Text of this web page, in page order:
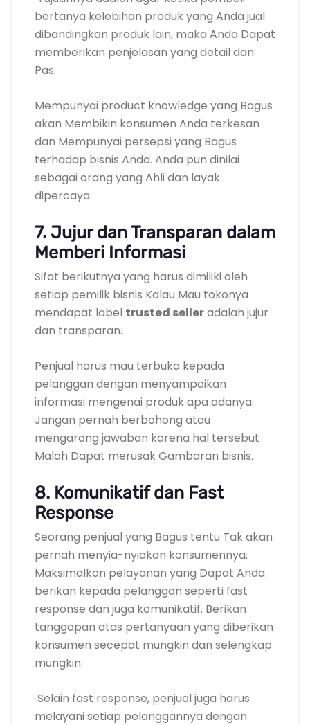
bertanya kelebihan produk yang Anda jual
dibandingkan produk lain, maka Anda Dapat
memberikan penjelasan yang detail dan
Pas.
Mempunyai product knowledge yang Bagus
akan Membikin konsumen Anda terkesan
dan Mempunyai persepsi yang Bagus
terhadap bisnis Anda. Anda pun dinilai
sebagai orang yang Ahli dan layak
dipercaya.
7. Jujur dan Transparan dalam
Memberi Informasi
Sifat berikutnya yang harus dimiliki oleh
setiap pemilik bisnis Kalau Mau tokonya
mendapat label trusted selleradalah jujur
dan transparan.
Penjual harus mau terbuka kepada
pelanggan dengan menyampaikan
informasi mengenai produk apa adanya.
Jangan pernah berbohong atau
mengarang jawaban karena hal tersebut
Malah Dapat merusak Gambaran bisnis.
8. Komunikatif dan Fast
Response
Seorang penjual yang Bagus tentu Tak akan
pernah menyia-nyiakan konsumennya.
Maksimalkan pelayanan yang Dapat Anda
berikan kepada pelanggan seperti fast
response dan juga komunikatif. Berikan
tanggapan atas pertanyaan yang diberikan
konsumen secepat mungkin dan selengkap
mungkin.
Selain fast response, penjual juga harus
melayani setiap pelanggannya dengan